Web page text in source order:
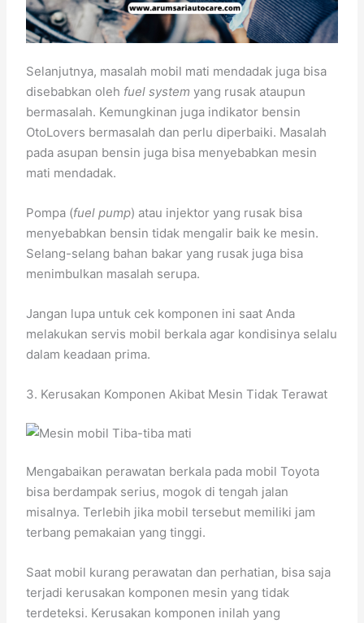
Selanjutnya, masalah mobil mati mendadak juga bisa
disebabkan oleh fuel system yang rusak ataupun
bermasalah. Kemungkinan juga indikator bensin
OtoLovers bermasalah dan perlu diperbaiki. Masalah
pada asupan bensin juga bisa menyebabkan mesin
mati mendadak.
Pompa (fuel pump) atau injektor yang rusak bisa
menyebabkan bensin tidak mengalir baik ke mesin.
Selang-selang bahan bakar yang rusak juga bisa
menimbulkan masalah serupa.
Jangan lupa untuk cek komponen ini saat Anda
melakukan servis mobil berkala agar kondisinya selalu
dalam keadaan prima.
3. Kerusakan Komponen Akibat Mesin Tidak Terawat
Mengabaikan perawatan berkala pada mobil Toyota
bisa berdampak serius, mogok di tengah jalan
misalnya. Terlebih jika mobil tersebut memiliki jam
terbang pemakaian yang tinggi.
Saat mobil kurang perawatan dan perhatian, bisa saja
terjadi kerusakan komponen mesin yang tidak
terdeteksi. Kerusakan komponen inilah yang